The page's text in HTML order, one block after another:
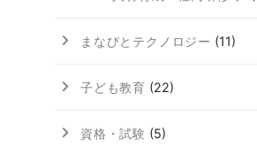
まなびとテクノロジー (11)
子ども教育 (22)
資格・試験 (5)